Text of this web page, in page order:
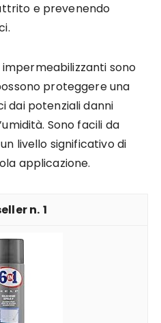
e prevenendo
impermeabilizzanti sono
proteggere una
dai potenziali danni
Sono facili da
livello significativo di
applicazione.
1